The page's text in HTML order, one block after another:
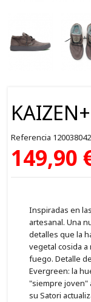
Referencia
149,90
Inspiradas en
artesanal. Una
detalles que la
vegetal cosida a
fuego. Detalle
Evergreen: la
"siempre joven"
su Satori